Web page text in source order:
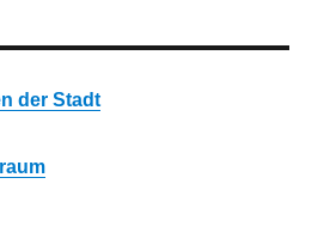
der Stadt